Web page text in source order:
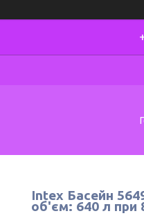
Intex Басейн
об'єм: 640 л при